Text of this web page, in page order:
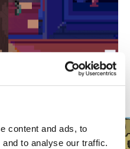
content and ads, to
to analyse our traffic.